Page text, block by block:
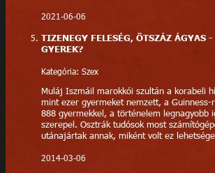
2021-06-06
TIZENEGY FELESÉG, ÖTSZÁZ ÁGYAS
GYEREK?
Kategória: Szex
Muláj Iszmáil marokkói szultán a korabeli
mint ezer gyermeket nemzett, a Guinness-
888 gyermekkel, a történelem legnagyobb
szerepel. Osztrák tudósok most
utánajártak annak, miként volt ez
2014-03-06